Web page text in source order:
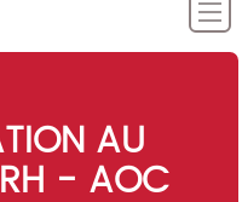
AU
RH - AOC